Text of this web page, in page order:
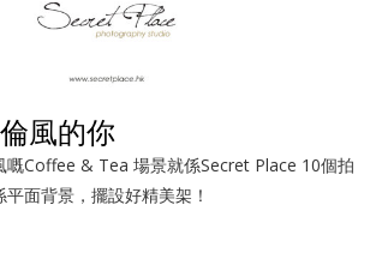
風的你
嘅Coffee & Tea 場景就係Secret Place 10個拍
面背景，擺設好精美架！